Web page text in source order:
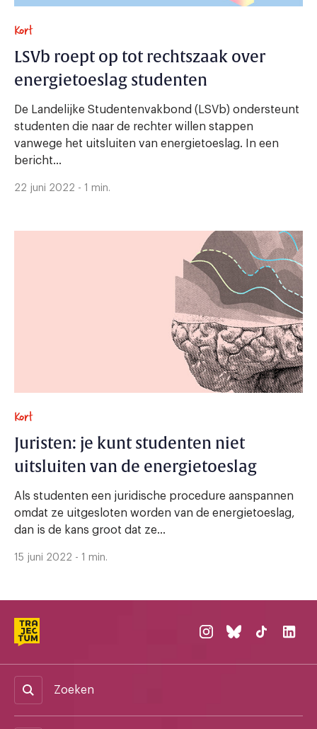
Kort
LSVb roept op tot rechtszaak over
energietoeslag studenten
De Landelijke Studentenvakbond (LSVb) ondersteunt
studenten die naar de rechter willen stappen
vanwege het uitsluiten van energietoeslag. In een
bericht...
22 juni 2022 - 1 min.
Kort
Juristen: je kunt studenten niet
uitsluiten van de energietoeslag
Als studenten een juridische procedure aanspannen
omdat ze uitgesloten worden van de energietoeslag,
dan is de kans groot dat ze...
15 juni 2022 - 1 min.
Zoeken